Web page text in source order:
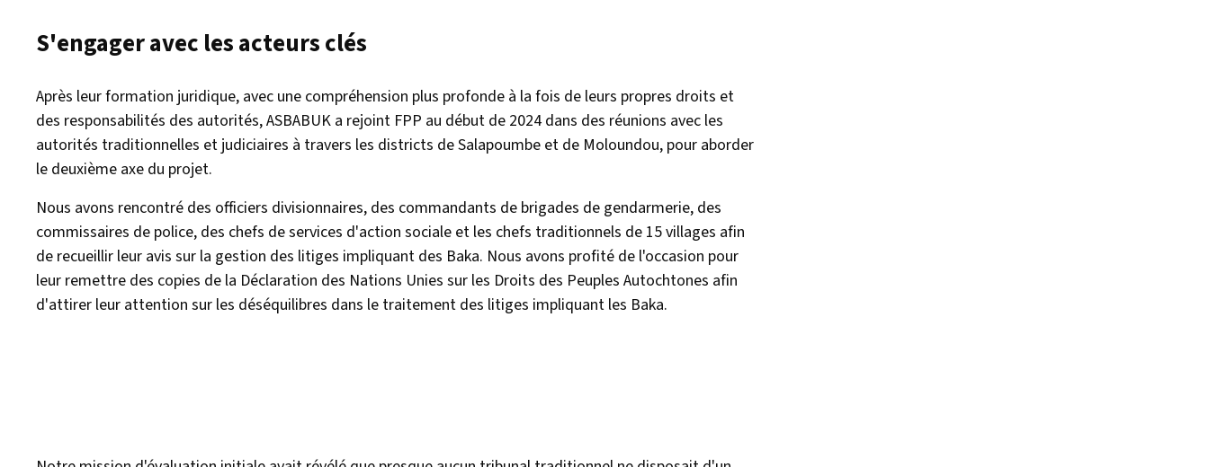
S'engager avec les acteurs clés
Après leur formation juridique, avec une compréhension plus profonde à la fois de leurs propres droits et
des responsabilités des autorités, ASBABUK a rejoint FPP au début de 2024 dans des réunions avec les
autorités traditionnelles et judiciaires à travers les districts de Salapoumbe et de Moloundou, pour aborder
le deuxième axe du projet.
Nous avons rencontré des officiers divisionnaires, des commandants de brigades de gendarmerie, des
commissaires de police, des chefs de services d'action sociale et les chefs traditionnels de 15 villages afin
de recueillir leur avis sur la gestion des litiges impliquant des Baka. Nous avons profité de l'occasion pour
leur remettre des copies de la Déclaration des Nations Unies sur les Droits des Peuples Autochtones afin
d'attirer leur attention sur les déséquilibres dans le traitement des litiges impliquant les Baka.